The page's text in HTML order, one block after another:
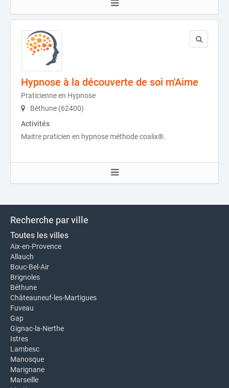
Hypnose à la découverte de soi m'Aime
Praticienne en Hypnose
Béthune (62400)
Activités
Maitre praticien en hypnose méthode coalix®.
Recherche par ville
Toutes les villes
Aix-en-Provence
Allauch
Bouc-Bel-Air
Brignoles
Béthune
Châteauneuf-les-Martigues
Fuveau
Gap
Gignac-la-Nerthe
Istres
Lambesc
Manosque
Marignane
Marseille